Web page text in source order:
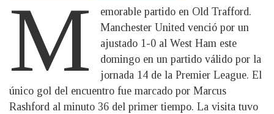
M
emorable partido en Old Trafford.
Manchester United venció por un
ajustado 1-0 al West Ham este
domingo en un partido válido por la
jornada 14 de la Premier League. El
único gol del encuentro fue marcado por Marcus
Rashford al minuto 36 del primer tiempo. La visita tuvo